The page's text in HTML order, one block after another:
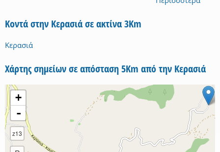
Κοντά στην Κερασιά σε ακτίνα 3Km
Κερασιά
Χάρτης σημείων σε απόσταση 5Km από την Κερασιά
+
-
z13